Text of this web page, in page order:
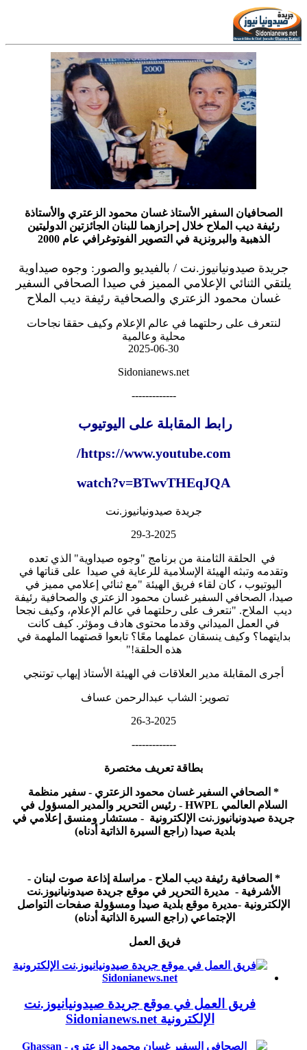
الصحافيان السفير الأستاذ غسان محمود الزعتري والأستاذة
رئيفة ديب الملاح خلال إحرازهما للبنان الجائزتين الدوليتين
الذهبية والبرونزية في التصوير الفوتوغرافي عام 2000
جريدة صيدونيانيوز.نت / بالفيديو والصور: وجوه صيداوية
يلتقي الثنائي الإعلامي المميز في صيدا الصحافي السفير
غسان محمود الزعتري والصحافية رئيفة ديب الملاح
لنتعرف على رحلتهما في عالم الإعلام وكيف حققا نجاحات
محلية وعالمية
2025-06-30
Sidonianews.net
-------------
رابط المقابلة على اليوتيوب
https://www.youtube.com/
watch?v=BTwvTHEqJQA
جريدة صيدونيانيوز.نت
29-3-2025
في الحلقة الثامنة من برنامج "وجوه صيداوية" الذي تعده
وتقدمه وتبثه الهيئة الإسلامية للرعاية في صيدا على قناتها في
اليوتيوب ، كان لقاء فريق الهيئة "مع ثنائي إعلامي مميز في
صيدا، الصحافي السفير غسان محمود الزعتري والصحافية رئيفة
ديب الملاح. "نتعرف على رحلتهما في عالم الإعلام، وكيف نجحا
في العمل الميداني وقدما محتوى هادف ومؤثر. كيف كانت
بدايتهما؟ وكيف ينسقان عملهما معًا؟ تابعوا قصتهما الملهمة في
هذه الحلقة!"
أجرى المقابلة مدير العلاقات في الهيئة الأستاذ إيهاب توتنجي
تصوير: الشاب عبدالرحمن عساف
26-3-2025
-------------
بطاقة تعريف مختصرة
* الصحافي السفير غسان محمود الزعتري - سفير منظمة
السلام العالمي HWPL - رئيس التحرير والمدير المسؤول في
جريدة صيدونيانيوز.نت الإلكترونية - مستشار ومنسق إعلامي في
بلدية صيدا (راجع السيرة الذاتية أدناه)
* الصحافية رئيفة ديب الملاح - مراسلة إذاعة صوت لبنان -
الأشرفية - مديرة التحرير في موقع جريدة صيدونيانيوز.نت
الإلكترونية -مديرة موقع بلدية صيدا ومسؤولة صفحات التواصل
الإجتماعي (راجع السيرة الذاتية أدناه)
فريق العمل
فريق العمل في موقع جريدة صيدونيانيوز.نت
الإلكترونية Sidonianews.net